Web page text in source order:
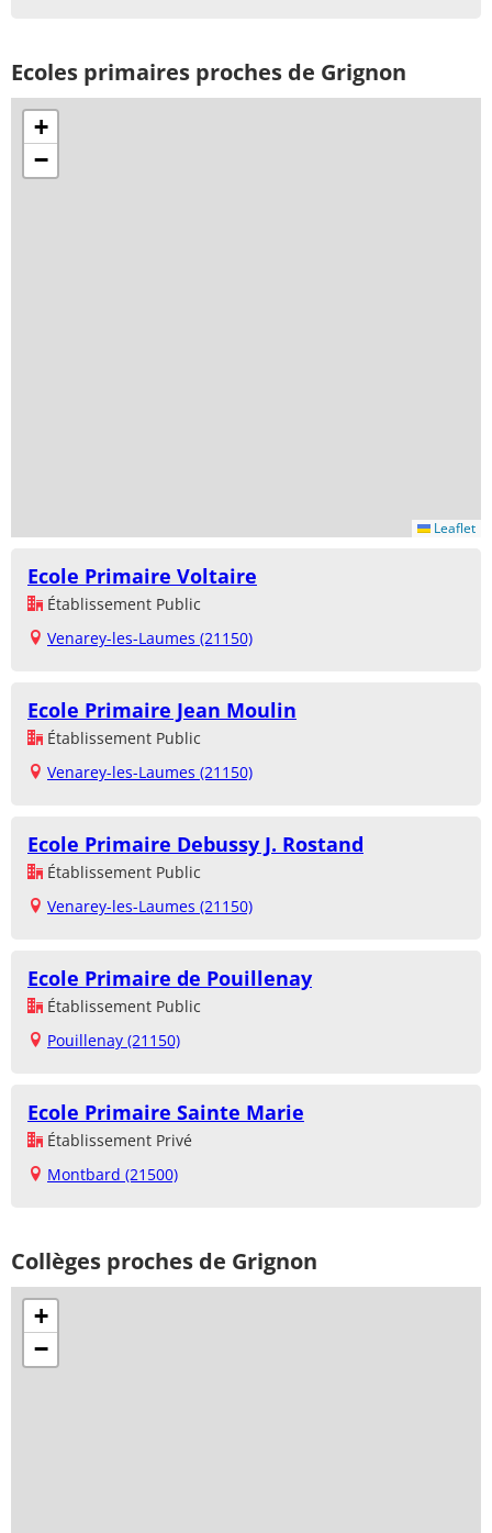
Ecoles primaires proches de Grignon
+
−
Leaflet
Ecole Primaire Voltaire
Établissement Public
Venarey-les-Laumes (21150)
Ecole Primaire Jean Moulin
Établissement Public
Venarey-les-Laumes (21150)
Ecole Primaire Debussy J. Rostand
Établissement Public
Venarey-les-Laumes (21150)
Ecole Primaire de Pouillenay
Établissement Public
Pouillenay (21150)
Ecole Primaire Sainte Marie
Établissement Privé
Montbard (21500)
Collèges proches de Grignon
+
−